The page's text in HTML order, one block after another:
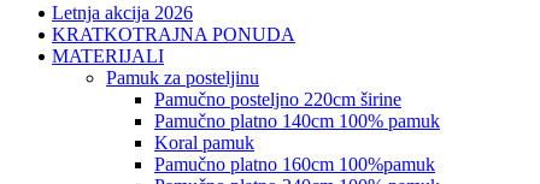
Letnja akcija 2026
KRATKOTRAJNA PONUDA
MATERIJALI
pamuk za posteljinu
pamučno posteljno 220cm širine
pamučno platno 140cm 100% pamuk
koral pamuk
pamučno platno 160cm 100%pamuk